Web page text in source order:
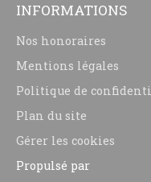
INFORMATIONS
Nos honoraires
Mentions légales
Politique de
Plan du site
Gérer les cookies
Propulsé par